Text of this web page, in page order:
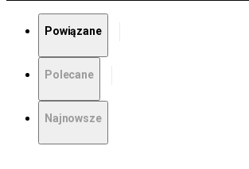
Powiązane
Polecane
Najnowsze